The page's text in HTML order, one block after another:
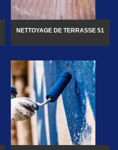
NETTOYAGE DE TERRASSE 51